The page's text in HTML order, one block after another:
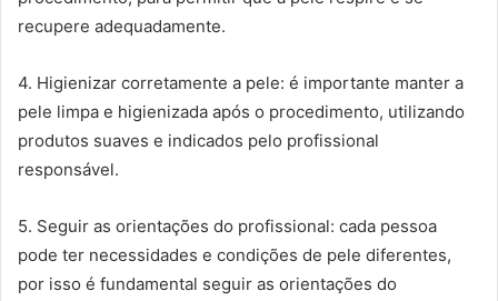
recupere adequadamente.
4. Higienizar corretamente a pele: é importante manter a
pele limpa e higienizada após o procedimento, utilizando
produtos suaves e indicados pelo profissional
responsável.
5. Seguir as orientações do profissional: cada pessoa
pode ter necessidades e condições de pele diferentes,
por isso é fundamental seguir as orientações do